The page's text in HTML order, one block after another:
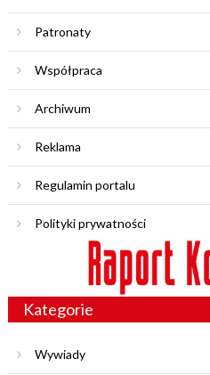
Patronaty
Współpraca
Archiwum
Reklama
Regulamin portalu
Polityki prywatności
Kategorie
Wywiady